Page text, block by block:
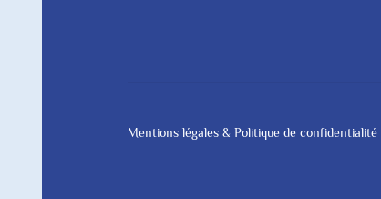
Mentions légales & Politique de confidentialité